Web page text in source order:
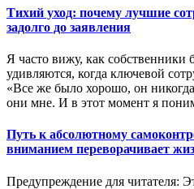
Тихий уход: почему лучшие
задолго до заявления
Я часто вижу, как собственники
удивляются, когда ключевой
«Все же было хорошо, он
они мне. И в этот момент я
Путь к абсолютному
вниманием переворачивает
Предупреждение для читателя: